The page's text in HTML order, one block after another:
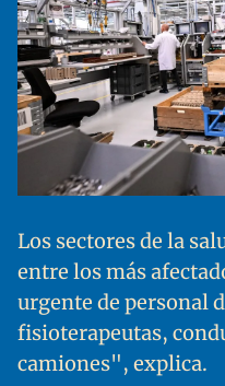
Los sectores de la
entre los más
urgente de personal
fisioterapeutas,
camiones", explica.